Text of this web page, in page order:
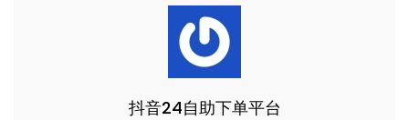
抖音24自助下单平台